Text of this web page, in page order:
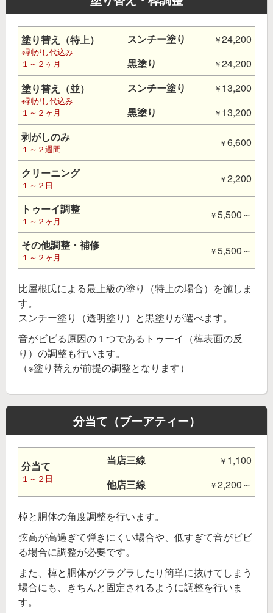
塗り替え（特上）
※剥がし代込み
１～２ヶ月
スンチー塗り
24,200
黒塗り
24,200
塗り替え（並）
※剥がし代込み
１～２ヶ月
スンチー塗り
13,200
黒塗り
13,200
剥がしのみ
１～２週間 6,600
クリーニング
１～２日 2,200
トゥーイ調整
１～２ヶ月 5,500～
その他調整・補修
１～２ヶ月 5,500～
比屋根氏による最上級の塗り（特上の場合）を施しま
す。
スンチー塗り（透明塗り）と黒塗りが選べます。
音がビビる原因の１つであるトゥーイ（棹表面の反
り）の調整も行います。
（※塗り替えが前提の調整となります）
分当て（ブーアティー）
分当て
１～２日
当店三線
1,100
他店三線
2,200～
棹と胴体の角度調整を行います。
弦高が高過ぎて弾きにくい場合や、低すぎて音がビビ
る場合に調整が必要です。
また、棹と胴体がグラグラしたり簡単に抜けてしまう
場合にも、きちんと固定されるように調整を行いま
す。